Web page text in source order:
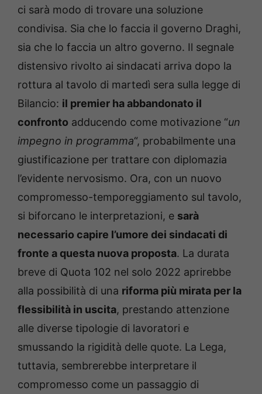
ci sarà modo di trovare una soluzione
condivisa. Sia che lo faccia il governo Draghi,
sia che lo faccia un altro governo. Il segnale
distensivo rivolto ai sindacati arriva dopo la
rottura al tavolo di martedì sera sulla legge di
Bilancio: il premier ha abbandonato il
confronto adducendo come motivazione “un
impegno in programma“, probabilmente una
giustificazione per trattare con diplomazia
l’evidente nervosismo. Ora, con un nuovo
compromesso-temporeggiamento sul tavolo,
si biforcano le interpretazioni, e sarà
necessario capire l’umore dei sindacati di
fronte a questa nuova proposta. La durata
breve di Quota 102 nel solo 2022 aprirebbe
alla possibilità di una riforma più mirata per la
flessibilità in uscita, prestando attenzione
alle diverse tipologie di lavoratori e
smussando la rigidità delle quote. La Lega,
tuttavia, sembrerebbe interpretare il
compromesso come un passaggio di